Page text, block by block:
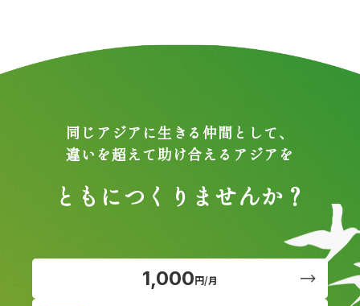
同じアジアに生きる仲間として、
違いを超えて助け合えるアジアを
ともにつくりませんか？
1,000円/月